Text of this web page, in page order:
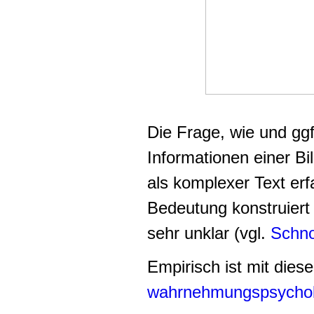
Die Frage, wie und
Informationen einer
als komplexer Text
Bedeutung
sehr unklar (vgl.
Empirisch ist mit